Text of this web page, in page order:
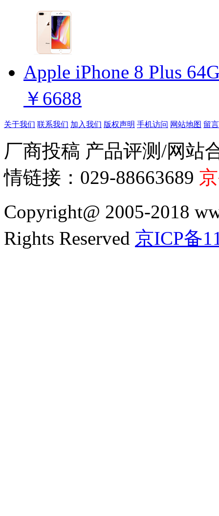
Apple iPhone 8 Plus
￥6688
关于我们 联系我们 加入我们 版权声明 手机访问 网站地图 留
厂商投稿 产品评测/网站
情链接：029-88663689
Copyright@ 2005-2018
Rights Reserved 京ICP备